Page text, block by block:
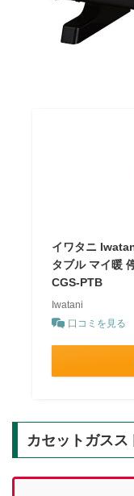
イワタニ
タブル マイ暖
CGS-PTB
Iwatani
口コミを見る
カセットガス